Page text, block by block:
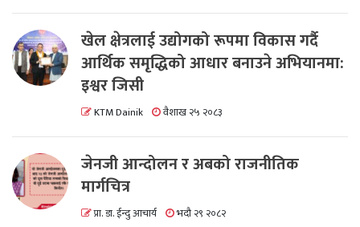
खेल क्षेत्रलाई उद्योगको रूपमा विकास गर्दै
आर्थिक समृद्धिको आधार बनाउने अभियानमा:
इश्वर जिसी
KTM Dainik वैशाख २५ २०८३
जेनजी आन्दोलन र अबको राजनीतिक
मार्गचित्र
प्रा. डा. ईन्दु आचार्य भदौ २९ २०८२